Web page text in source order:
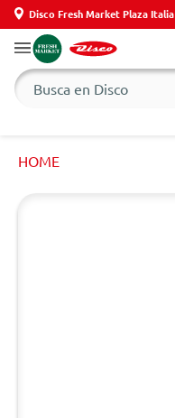
Disco Fresh Market Plaza Italia
HOME